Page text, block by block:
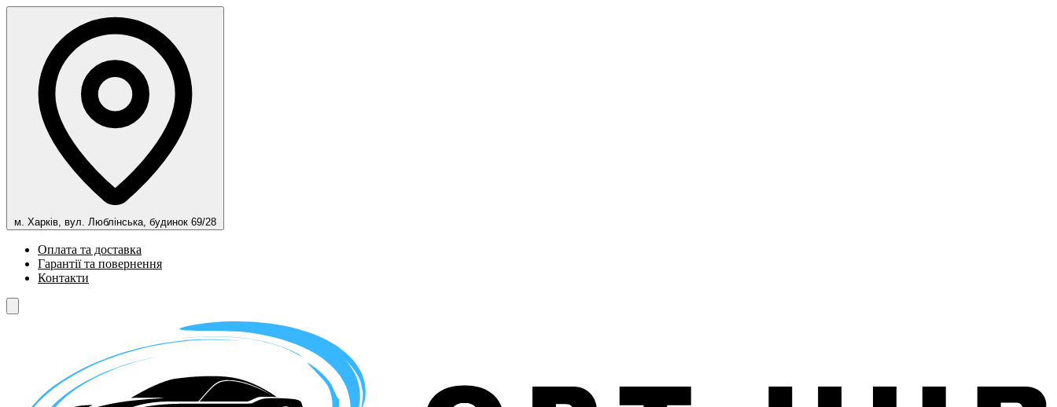
м. Харків, вул. Люблінська, будинок 69/28
Оплата та доставка
Гарантії та повернення
Контакти